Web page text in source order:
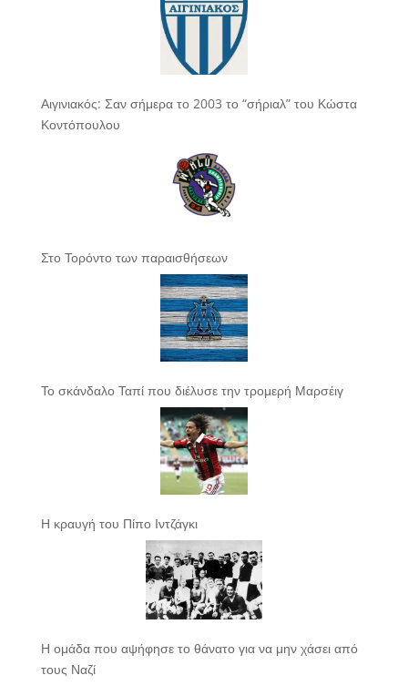
Αιγινιακός: Σαν σήμερα το 2003 το “σήριαλ” του Κώστα
Κοντόπουλου
Στο Τορόντο των παραισθήσεων
Το σκάνδαλο Ταπί που διέλυσε την τρομερή Μαρσέιγ
Η κραυγή του Πίπο Ιντζάγκι
Η ομάδα που αψήφησε το θάνατο για να μην χάσει από
τους Ναζί